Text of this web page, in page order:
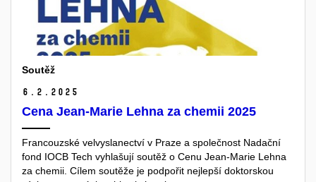
Soutěž
6. 2. 2025
Cena Jean-Marie Lehna za chemii 2025
Francouzské velvyslanectví v Praze a společnost Nadační
fond IOCB Tech vyhlašují soutěž o Cenu Jean-Marie Lehna
za chemii. Cílem soutěže je podpořit nejlepší doktorskou